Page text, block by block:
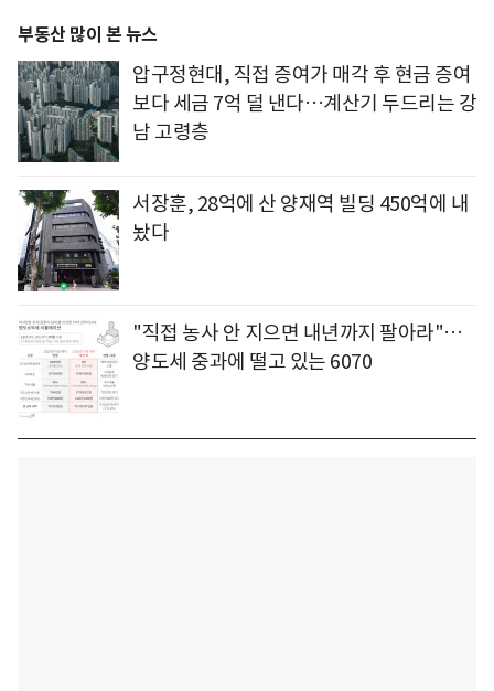
부동산 많이 본 뉴스
압구정현대, 직접 증여가 매각 후 현금 증여
보다 세금 7억 덜 낸다…계산기 두드리는 강
남 고령층
서장훈, 28억에 산 양재역 빌딩 450억에 내
놨다
"직접 농사 안 지으면 내년까지 팔아라"…
양도세 중과에 떨고 있는 6070